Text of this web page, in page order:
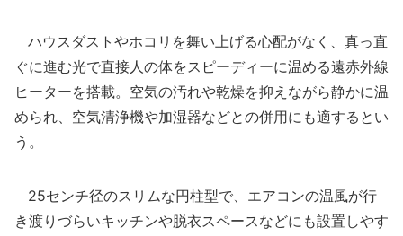
ハウスダストやホコリを舞い上げる心配がなく、真っ直
ぐに進む光で直接人の体をスピーディーに温める遠赤外線
ヒーターを搭載。空気の汚れや乾燥を抑えながら静かに温
められ、空気清浄機や加湿器などとの併用にも適するとい
う。
25センチ径のスリムな円柱型で、エアコンの温風が行
き渡りづらいキッチンや脱衣スペースなどにも設置しやす